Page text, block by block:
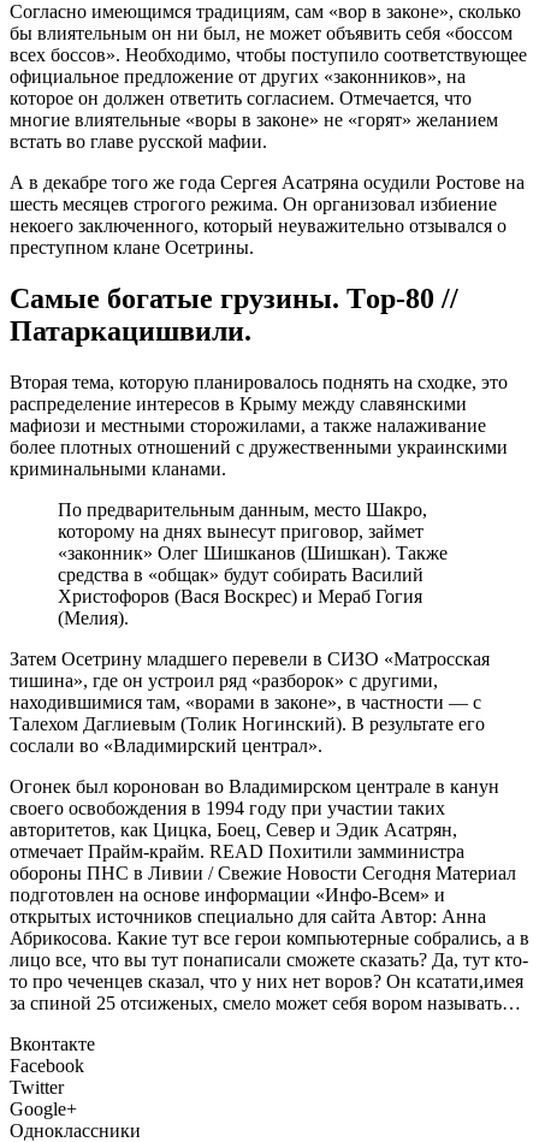
Согласно имеющимся традициям, сам «вор в законе», сколько
бы влиятельным он ни был, не может объявить себя «боссом
всех боссов». Необходимо, чтобы поступило соответствующее
официальное предложение от других «законников», на
которое он должен ответить согласием. Отмечается, что
многие влиятельные «воры в законе» не «горят» желанием
встать во главе русской мафии.
А в декабре того же года Сергея Асатряна осудили Ростове на
шесть месяцев строгого режима. Он организовал избиение
некоего заключенного, который неуважительно отзывался о
преступном клане Осетрины.
Самые богатые грузины. Тop-80 //
Патаркацишвили.
Вторая тема, которую планировалось поднять на сходке, это
распределение интересов в Крыму между славянскими
мафиози и местными сторожилами, а также налаживание
более плотных отношений с дружественными украинскими
криминальными кланами.
По предварительным данным, место Шакро,
которому на днях вынесут приговор, займет
«законник» Олег Шишканов (Шишкан). Также
средства в «общак» будут собирать Василий
Христофоров (Вася Воскрес) и Мераб Гогия
(Мелия).
Затем Осетрину младшего перевели в СИЗО «Матросская
тишина», где он устроил ряд «разборок» с другими,
находившимися там, «ворами в законе», в частности — с
Талехом Даглиевым (Толик Ногинский). В результате его
сослали во «Владимирский централ».
Огонек был коронован во Владимирском централе в канун
своего освобождения в 1994 году при участии таких
авторитетов, как Цицка, Боец, Север и Эдик Асатрян,
отмечает Прайм-крайм. READ Похитили замминистра
обороны ПНС в Ливии / Свежие Новости Сегодня Материал
подготовлен на основе информации «Инфо-Всем» и
открытых источников специально для сайта Автор: Анна
Абрикосова. Какие тут все герои компьютерные собрались, а в
лицо все, что вы тут понаписали сможете сказать? Да, тут кто-
то про чеченцев сказал, что у них нет воров? Он ксатати,имея
за спиной 25 отсиженых, смело может себя вором называть…
Вконтакте
Facebook
Twitter
Google+
Одноклассники